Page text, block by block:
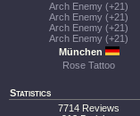
Arch Enemy (+21)
Arch Enemy (+21)
Arch Enemy (+21)
Arch Enemy (+21)
München
Rose Tattoo
Statistics
7714 Reviews